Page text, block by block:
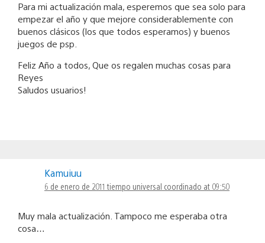
Para mi actualización mala, esperemos que sea solo para
empezar el año y que mejore considerablemente con
buenos clásicos (los que todos esperamos) y buenos
juegos de psp.
Feliz Año a todos, Que os regalen muchas cosas para
Reyes
Saludos usuarios!
Kamuiuu
6 de enero de 2011 tiempo universal coordinado at 09:50
Muy mala actualización. Tampoco me esperaba otra
cosa…